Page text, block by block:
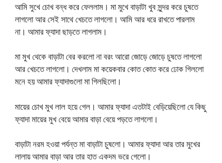
আমি সুখে চোখ বন্ধ করে ফেললাম। মা মুখে বাড়াটা খুব সুন্দর করে চুষতে
লাগলো আর সেই সাথে খেচতে লাগলো। আমি আর ধরে রাখতে পারলাম
না। আমার ফ্যাদা ছাড়তে লাগলাম।
মা মুখ থেকে বাড়াটা বের করলো না বরং আরো জোড়ে জোড়ে চুষতে লাগলো
আর খেচতে লাগলো। দেখলাম মা কয়েকবার কোত কোত করে ঢোক গিললো
মনে হয় আমার ফ্যাদাগুলো মা গিলছিলো।
মায়ের চোখ মুখ লাল হয়ে গেল। আমার ফ্যাদা এতটাই বেড়িয়েছিলো যে কিছু
ফ্যাদা মায়ের মুখ বেয়ে আমার বাড়া বেয়ে পড়তে লাগলো।
বাড়াটা নরম হওয়া পর্যন্ত মা বাড়াটা চুষলো। আমার ফ্যাদা আর তার মুখের
লালায় আমার বাড়া আর তার হাত একদম ভরে গেলো।